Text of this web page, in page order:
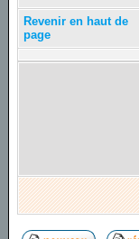
Revenir en haut de
page